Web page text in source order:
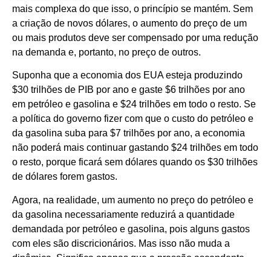
mais complexa do que isso, o princípio se mantém. Sem
a criação de novos dólares, o aumento do preço de um
ou mais produtos deve ser compensado por uma redução
na demanda e, portanto, no preço de outros.
Suponha que a economia dos EUA esteja produzindo
$30 trilhões de PIB por ano e gaste $6 trilhões por ano
em petróleo e gasolina e $24 trilhões em todo o resto. Se
a política do governo fizer com que o custo do petróleo e
da gasolina suba para $7 trilhões por ano, a economia
não poderá mais continuar gastando $24 trilhões em todo
o resto, porque ficará sem dólares quando os $30 trilhões
de dólares forem gastos.
Agora, na realidade, um aumento no preço do petróleo e
da gasolina necessariamente reduzirá a quantidade
demandada por petróleo e gasolina, pois alguns gastos
com eles são discricionários. Mas isso não muda a